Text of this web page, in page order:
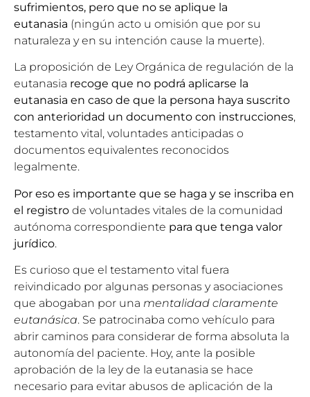
sufrimientos, pero que no se aplique la
eutanasia (ningún acto u omisión que por su
naturaleza y en su intención cause la muerte).
La proposición de Ley Orgánica de regulación de la
eutanasia recoge que no podrá aplicarse la
eutanasia en caso de que la persona haya suscrito
con anterioridad un documento con instrucciones,
testamento vital, voluntades anticipadas o
documentos equivalentes reconocidos
legalmente.
Por eso es importante que se haga y se inscriba en
el registro de voluntades vitales de la comunidad
autónoma correspondiente para que tenga valor
jurídico.
Es curioso que el testamento vital fuera
reivindicado por algunas personas y asociaciones
que abogaban por una mentalidad claramente
eutanásica. Se pa­trocinaba como vehículo para
abrir caminos para considerar de forma absoluta la
autonomía del paciente. Hoy, ante la posible
aprobación de la ley de la eutanasia se hace
necesario para evitar abusos de aplicación de la